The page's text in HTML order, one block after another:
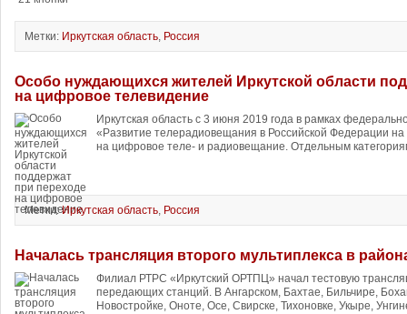
Метки: Иркутская область, Россия
Особо нуждающихся жителей Иркутской области
на цифровое телевидение
Иркутская область с 3 июня 2019 года в рамках
«Развитие телерадиовещания в Российской Федерации
на цифровое теле- и радиовещание. Отдельным
Метки:Иркутская область, Россия
Началась трансляция второго мультиплекса в
Филиал РТРС «Иркутский ОРТПЦ» начал тестовую
передающих станций. В Ангарском, Бахтае, Бильчире,
Новостройке, Оноте, Осе, Свирске, Тихоновке, Укыре,